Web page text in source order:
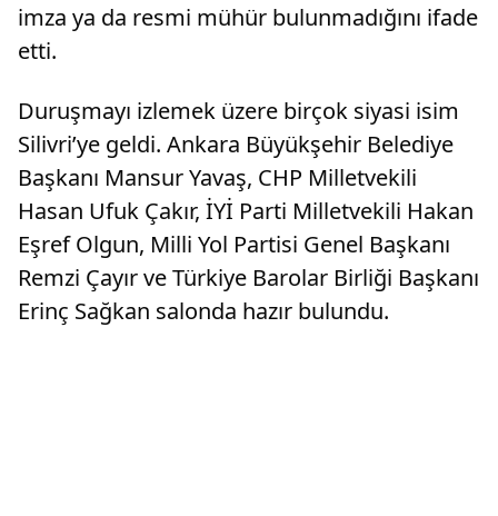
imza ya da resmi mühür bulunmadığını ifade
etti.
Duruşmayı izlemek üzere birçok siyasi isim
Silivri’ye geldi. Ankara Büyükşehir Belediye
Başkanı Mansur Yavaş, CHP Milletvekili
Hasan Ufuk Çakır, İYİ Parti Milletvekili Hakan
Eşref Olgun, Milli Yol Partisi Genel Başkanı
Remzi Çayır ve Türkiye Barolar Birliği Başkanı
Erinç Sağkan salonda hazır bulundu.